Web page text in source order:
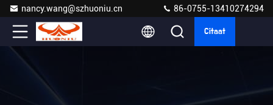
nancy.wang@szhuoniu.cn 86-0755-13410274294
Citaat